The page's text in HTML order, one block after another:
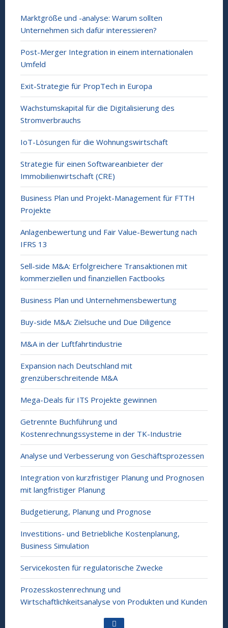
Marktgröße und -analyse: Warum sollten
Unternehmen sich dafür interessieren?
Post-Merger Integration in einem internationalen
Umfeld
Exit-Strategie für PropTech in Europa
Wachstumskapital für die Digitalisierung des
Stromverbrauchs
IoT-Lösungen für die Wohnungswirtschaft
Strategie für einen Softwareanbieter der
Immobilienwirtschaft (CRE)
Business Plan und Projekt-Management für FTTH
Projekte
Anlagenbewertung und Fair Value-Bewertung nach
IFRS 13
Sell-side M&A: Erfolgreichere Transaktionen mit
kommerziellen und finanziellen Factbooks
Business Plan und Unternehmensbewertung
Buy-side M&A: Zielsuche und Due Diligence
M&A in der Luftfahrtindustrie
Expansion nach Deutschland mit
grenzüberschreitende M&A
Mega-Deals für ITS Projekte gewinnen
Getrennte Buchführung und
Kostenrechnungssysteme in der TK-Industrie
Analyse und Verbesserung von Geschäftsprozessen
Integration von kurzfristiger Planung und Prognosen
mit langfristiger Planung
Budgetierung, Planung und Prognose
Investitions- und Betriebliche Kostenplanung,
Business Simulation
Servicekosten für regulatorische Zwecke
Prozesskostenrechnung und
Wirtschaftlichkeitsanalyse von Produkten und Kunden
Go